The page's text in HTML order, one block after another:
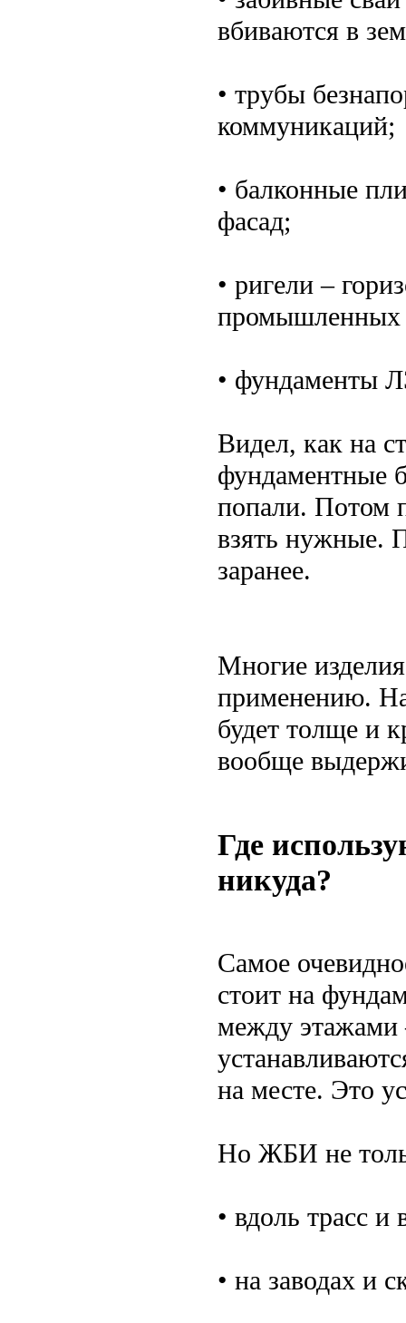
вбиваются в
• трубы
коммуникаций;
• балконные
фасад;
• ригели –
промышленных
• фундаменты
Видел, как на
фундаментные
попали. Потом
взять нужные.
заранее.
Многие
применению.
будет толще и
вообще
Где
никуда?
Самое
стоит на
между этажами
на месте. Это
Но ЖБИ не
• вдоль трасс и
• на заводах и